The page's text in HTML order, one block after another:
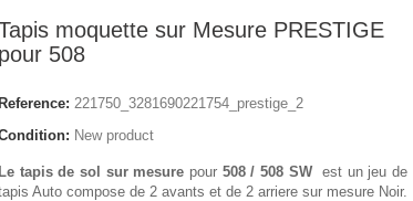
moquette sur Mesure PRESTIGE
pour 508
Reference: 221750_3281690221754_prestige_2
New product
Le tapis de sol sur mesure pour 508 / 508 SWest un jeu de
Auto compose de 2 avants et de 2 arriere sur mesure Noir.